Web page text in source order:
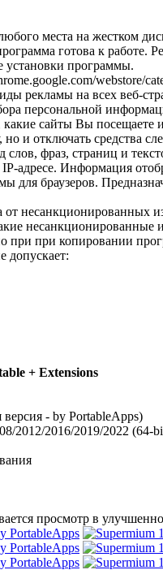
места на жестком
готова к работе.
установки программы.
webstore/
рекламы на всех веб-
персональной
сайты Вы
и отключать средства
слов, фраз, страниц и
адресе. Информация
браузеров.
при при копировании
допускает:
+ Extensions
- by PortableApps)
2012/2016/2019/2022 (64-
просмотр в